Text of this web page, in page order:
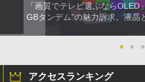
「画質でテレビ選ぶならOLED
GBタンデム”の魅力訴求。液晶
● ● ●
アクセスランキング